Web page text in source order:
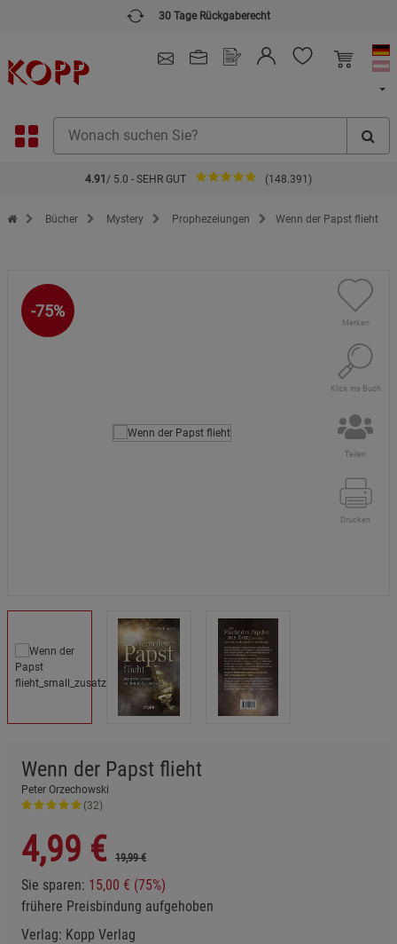
30 Tage Rückgaberecht
4.91 / 5.0 - SEHR GUT (148.391)
Zur Startseite des Kopp Verlag Online-Shop
Bücher Mystery Prophezeiungen Wenn der Papst flieht
-75%
Merken
Klick ins Buch
Teilen
Drucken
Wenn der Papst flieht
Peter Orzechowski
(32)
4,99 € 19,99 €
Sie sparen: 15,00 € (75%)
frühere Preisbindung aufgehoben
Verlag: Kopp Verlag